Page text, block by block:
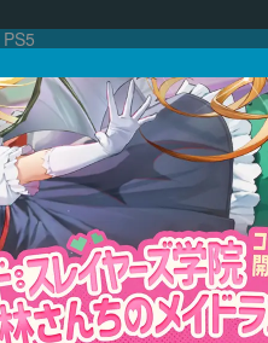
PS5